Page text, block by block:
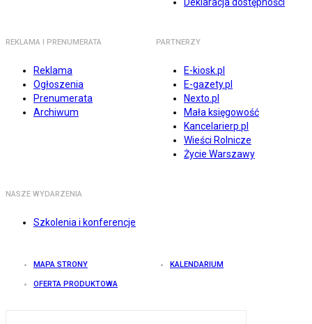
REKLAMA I PRENUMERATA
Reklama
Ogłoszenia
Prenumerata
Archiwum
PARTNERZY
E-kiosk.pl
E-gazety.pl
Nexto.pl
Mała księgowość
Kancelarierp.pl
Wieści Rolnicze
Życie Warszawy
NASZE WYDARZENIA
Szkolenia i konferencje
MAPA STRONY KALENDARIUM
OFERTA PRODUKTOWA